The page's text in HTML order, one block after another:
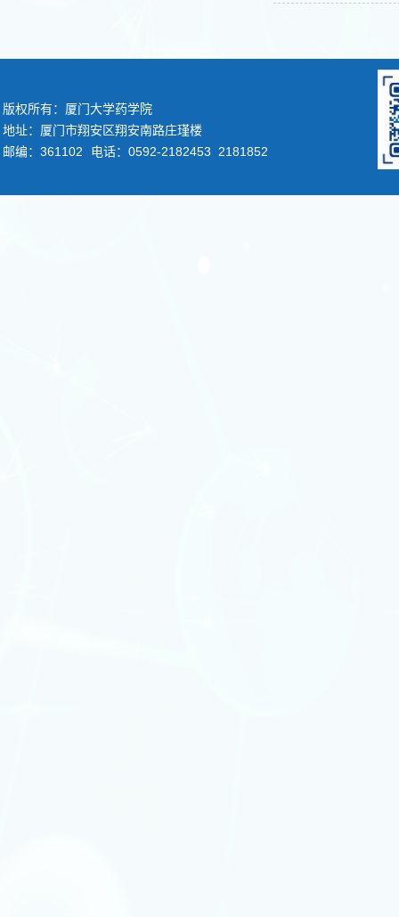
版权所有：厦门大学药学院
地址：厦门市翔安区翔安南路庄瑾楼
邮编：361102
电话：0592-2182453 2181852